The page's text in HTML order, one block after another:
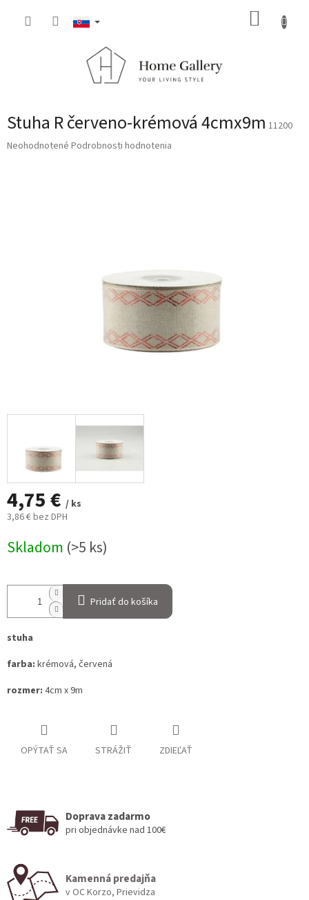
Stuha R červeno-krémová 4cmx9m 11200
Priemerné
Neohodnotené Podrobnosti hodnotenia
4,75 € / ks
3,86 € bez DPH
cena:
Skladom (>5 ks)
Pridať do košíka
stuha
farba: krémová, červená
rozmer: 4cm x 9m
OPÝTAŤ SA STRÁŽIŤ ZDIEĽAŤ
Doprava zadarmo
pri objednávke nad 100€
Kamenná predajňa
v OC Korzo, Prievidza